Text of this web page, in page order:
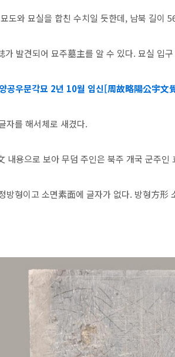
도와 묘실을 합친 수치일 듯한데, 남북 길이
가 발견되어 묘주墓主를 알 수 있다. 묘실 입
공우문각묘 2년 10월 임신[周故略陽公宇文
자를 해서체로 새겼다.
내용으로 보아 무덤 주인은 북주 개국 군주
방형이고 소면素面에 글자가 없다. 방형方